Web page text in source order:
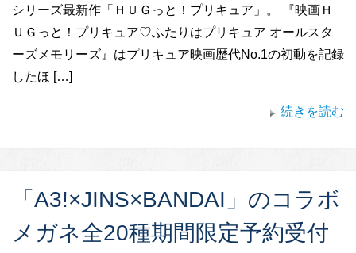
シリーズ最新作「ＨＵＧっと！プリキュア」。 『映画Ｈ
ＵＧっと！プリキュア♡ふたりはプリキュア オールスタ
ーズメモリーズ』はプリキュア映画歴代No.1の初動を記録
したほ […]
続きを読む
「A3!×JINS×BANDAI」のコラボ
メガネ全20種期間限定予約受付